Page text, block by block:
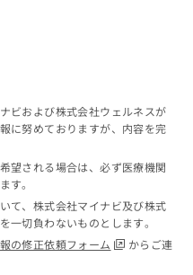
ビおよび株式会社ウェルネスが
に努めておりますが、内容を完
望される場合は、必ず医療機関
す。
て、株式会社マイナビ及び株式
一切負わないものとします。
の修正依頼フォーム
からご連